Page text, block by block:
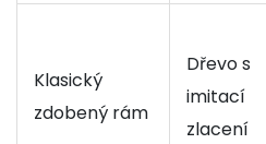
Klasický
zdobený rám
Dřevo s
imitací
zlacení